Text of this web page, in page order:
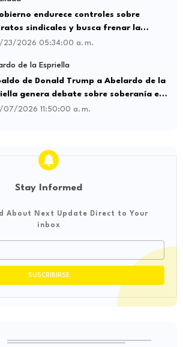
endurece controles sobre
sindicales y busca frenar la
laboral ilegal
23/2026 05:34:00 a. m.
de la Espriella
de Donald Trump a Abelardo de la
genera debate sobre soberanía e
internacional
07/2026 11:50:00 a. m.
Stay Informed
About Next Update Direct to Your
inbox